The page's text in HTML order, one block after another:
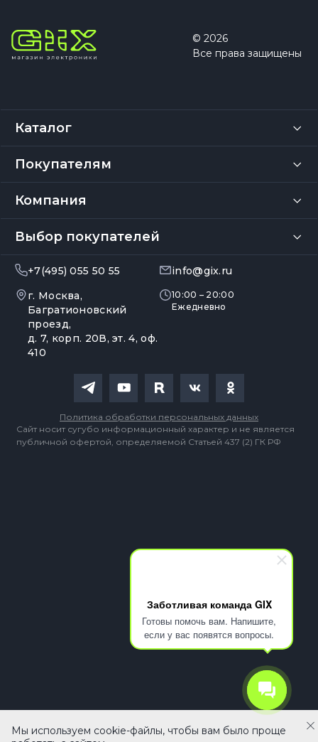
Заботливая команда GIX
Готовы помочь вам. Напишите,
если у вас появятся вопросы.
© 2026
Все права защищены
Каталог
Покупателям
Компания
Выбор покупателей
+7(495) 055 50 55
info@gix.ru
г. Москва,
Багратионовский
проезд,
д. 7, корп. 20В, эт. 4, оф.
410
10:00 – 20:00
Ежедневно
Сайт носит сугубо информационный характер и не является
публичной офертой, определяемой Статьей 437 (2) ГК РФ
Политика обработки персональных данных
В корзину
Мы используем cookie-файлы, чтобы вам было проще